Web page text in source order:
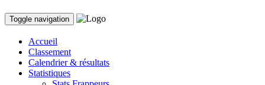
Toggle navigation
Accueil
Classement
Calendrier & résultats
Statistiques